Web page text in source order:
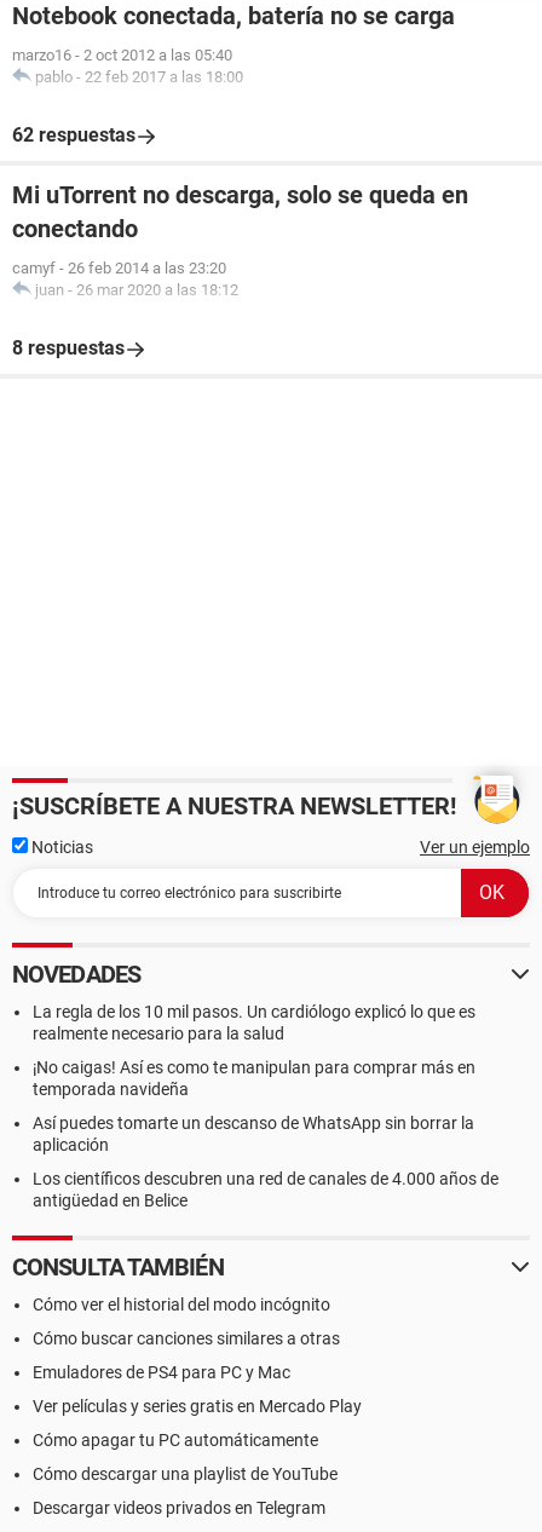
Notebook conectada, batería no se carga
marzo16 - 2 oct 2012 a las 05:40
pablo - 22 feb 2017 a las 18:00
62 respuestas
Mi uTorrent no descarga, solo se queda en
conectando
camyf - 26 feb 2014 a las 23:20
juan - 26 mar 2020 a las 18:12
8 respuestas
¡SUSCRÍBETE A NUESTRA NEWSLETTER!
Noticias Ver un ejemplo
NOVEDADES
La regla de los 10 mil pasos. Un cardiólogo explicó lo que es
realmente necesario para la salud
¡No caigas! Así es como te manipulan para comprar más en
temporada navideña
Así puedes tomarte un descanso de WhatsApp sin borrar la
aplicación
Los científicos descubren una red de canales de 4.000 años de
antigüedad en Belice
CONSULTA TAMBIÉN
Cómo ver el historial del modo incógnito
Cómo buscar canciones similares a otras
Emuladores de PS4 para PC y Mac
Ver películas y series gratis en Mercado Play
Cómo apagar tu PC automáticamente
Cómo descargar una playlist de YouTube
Descargar videos privados en Telegram